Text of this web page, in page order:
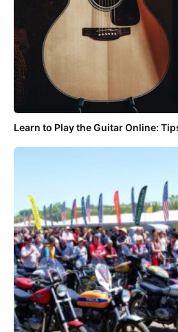
Learn to Play the Guitar Online: